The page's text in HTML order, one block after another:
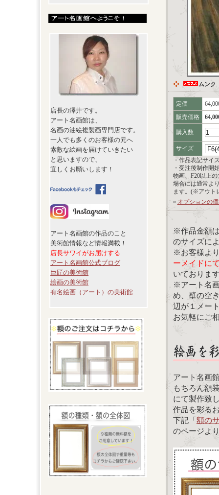
店長の澤井です。
アート名画館は、
名画の油絵複製画専門店です。
一人でも多くのお客様の元へ
素敵な絵画を届けていきたい
と思いますので、
宜しくお願いします！
アート名画館の作品のこと
美術館情報など情報満載！
店長サワイがお届けする
アート名画館公式ブログ
巨匠の美術館
絵画の美術館
有名絵画（アート）の美術館
ムンク
定価
販売価格
購入数
サイズ
・作品表記サイ
・受注後制作開
物画、F20以上
場合には通常よ
ます。(※アウト
» オプションの
※作品金額
のサイズに
※お客様よ
ーメイドに
いておりま
※アート名
め、壁の空
辺が１メー
お気軽にご
アート名画
もちろん額
にて製作致
作品を彩る
下記「額の
のページよ